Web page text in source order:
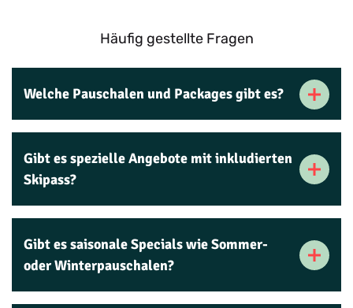
Häufig gestellte Fragen
Welche Pauschalen und Packages gibt es?
Gibt es spezielle Angebote mit inkludierten
Skipass?
Gibt es saisonale Specials wie Sommer-
oder Winterpauschalen?